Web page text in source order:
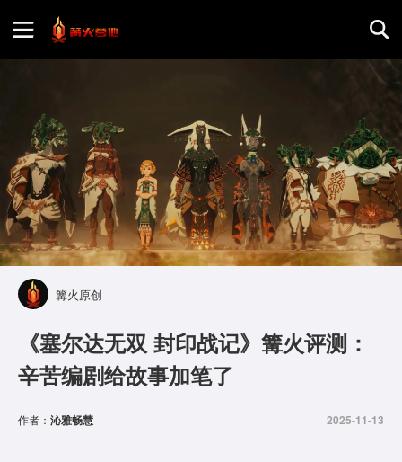
游戏评测
地图攻略
篝火原创
《塞尔达无双 封印战记》篝火评测：
辛苦编剧给故事加笔了
作者： 沁雅畅慧 2025-11-13